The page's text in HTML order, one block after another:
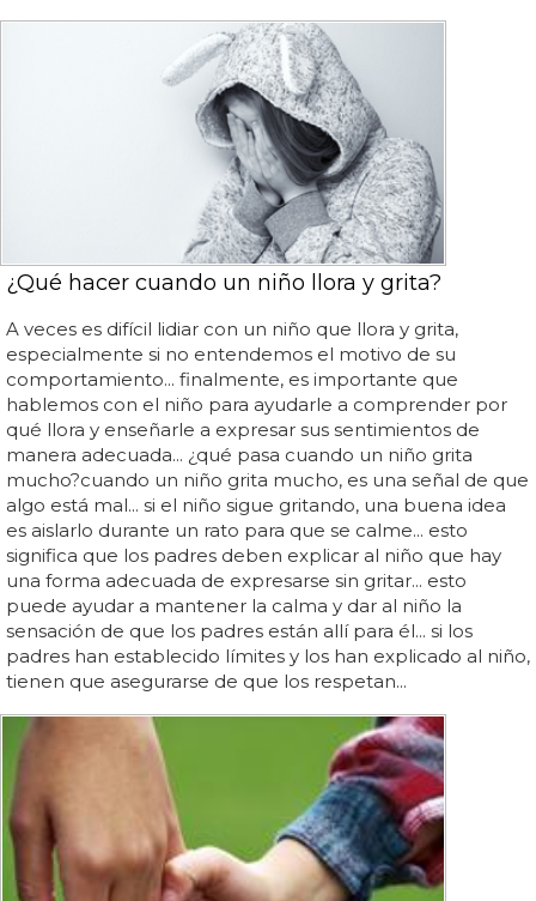
¿Qué hacer cuando un niño llora y grita?
A veces es difícil lidiar con un niño que llora y grita,
especialmente si no entendemos el motivo de su
comportamiento... finalmente, es importante que
hablemos con el niño para ayudarle a comprender por
qué llora y enseñarle a expresar sus sentimientos de
manera adecuada... ¿qué pasa cuando un niño grita
mucho?cuando un niño grita mucho, es una señal de que
algo está mal... si el niño sigue gritando, una buena idea
es aislarlo durante un rato para que se calme... esto
significa que los padres deben explicar al niño que hay
una forma adecuada de expresarse sin gritar... esto
puede ayudar a mantener la calma y dar al niño la
sensación de que los padres están allí para él... si los
padres han establecido límites y los han explicado al niño,
tienen que asegurarse de que los respetan...